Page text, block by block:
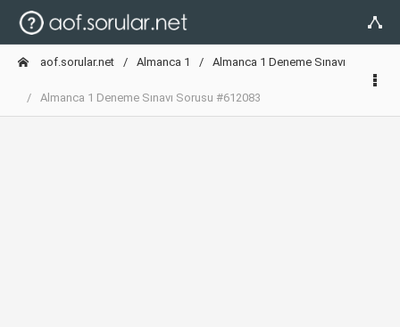
aof.sorular.net Almanca 1 Almanca 1 Deneme Sınavı
Almanca 1 Deneme Sınavı Sorusu #612083